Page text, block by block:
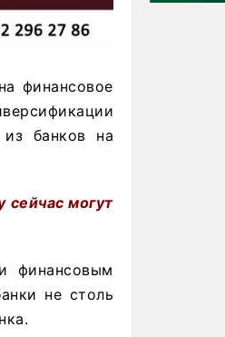
финансовое
из банков на
сейчас могут
финансовым
не столь